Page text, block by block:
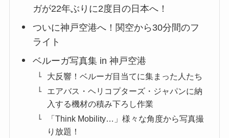
ガが22年ぶりに2度目の日本へ！
ついに神戸空港へ！関空から30分間のフ
ライト
ベルーガ写真集 in 神戸空港
大反響！ベルーガ目当てに集まった人たち
エアバス・ヘリコプターズ・ジャパンに納
入する機材の積み下ろし作業
「Think Mobility…」様々な角度から写真撮
り放題！